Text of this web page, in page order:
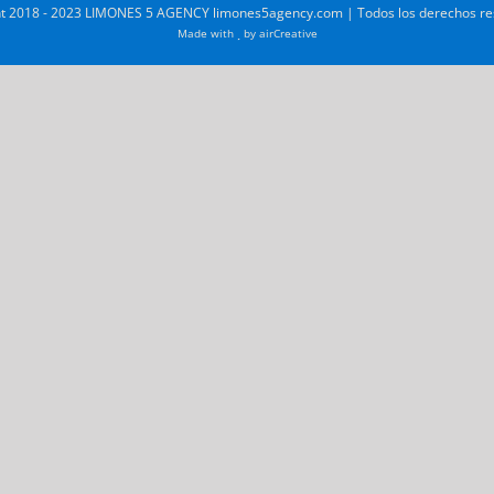
2018 - 2023 LIMONES 5 AGENCY limones5agency.com | Todos los derechos
Made with by airCreative